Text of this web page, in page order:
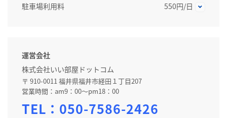
駐車場利用料 550円/日
運営会社
株式会社いい部屋ドットコム
〒 910-0011 福井県福井市経田１丁目207
営業時間：am9：00～pm18：00
TEL： 050-7586-2426